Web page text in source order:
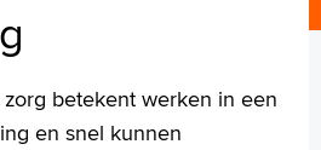
home asz.nl
betekent werken in een
en snel kunnen